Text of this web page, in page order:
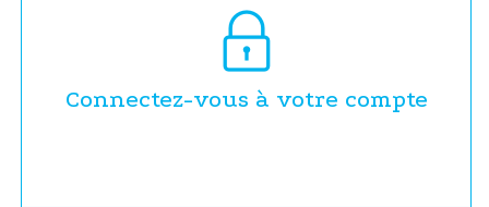
Connectez-vous à votre compte